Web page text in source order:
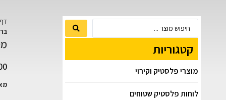
קטגוריות
מוצרי פלסטיק וקירוי
לוחות פלסטיק שטוחים